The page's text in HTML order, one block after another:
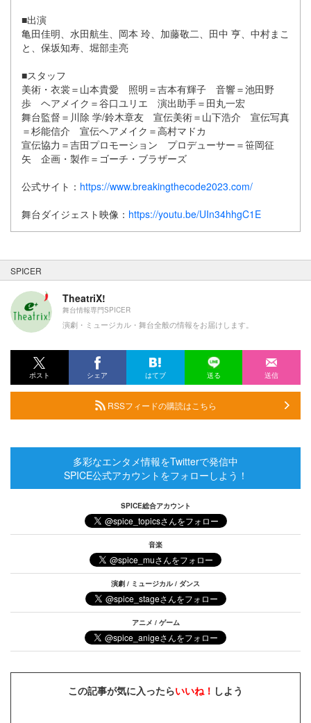
■出演
亀田佳明、水田航生、岡本 玲、加藤敬二、田中 亨、中村まこ
と、保坂知寿、堀部圭亮
■スタッフ
美術・衣裳＝山本貴愛 照明＝吉本有輝子 音響＝池田野
歩 ヘアメイク­＝谷口ユリエ 演出助手＝田丸一宏
舞台監督＝川除 学/鈴木章友 宣伝美術＝山下浩介 宣伝写真
＝杉能信介 宣伝ヘアメイク＝高村マドカ
宣伝協力＝吉田プロモーション プロデューサー＝笹岡征
矢 企画・製作＝ゴーチ・ブラザーズ
公式サイト： https://www.breakingthecode2023.com/
舞台ダイジェスト映像： https://youtu.be/UIn34hhgC1E
SPICER
TheatriX!
舞台情報専門SPICER
演劇・ミュージカル・舞台全般の情報をお届けします。
ポスト シェア はてブ 送る 送信
RSSフィードの購読はこちら
多彩なエンタメ情報をTwitterで発信中
SPICE公式アカウントをフォローしよう！
SPICE総合アカウント
音楽
演劇 / ミュージカル / ダンス
アニメ / ゲーム
この記事が気に入ったらいいね！ しよう